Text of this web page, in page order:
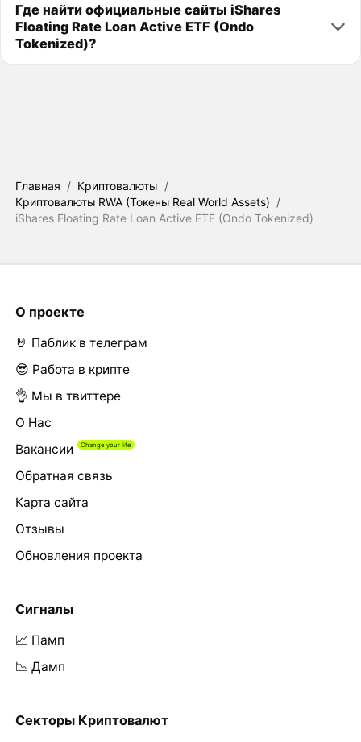
Где найти официальные сайты iShares
Floating Rate Loan Active ETF (Ondo
Tokenized)?
Главная / Криптовалюты /
Криптовалюты RWA (Токены Real World Assets) /
iShares Floating Rate Loan Active ETF (Ondo Tokenized)
О проекте
🤘 Паблик в телеграм
😎 Работа в крипте
👌 Мы в твиттере
О Нас
Вакансии
Обратная связь
Карта сайта
Отзывы
Обновления проекта
Сигналы
📈 Памп
📉 Дамп
Секторы Криптовалют